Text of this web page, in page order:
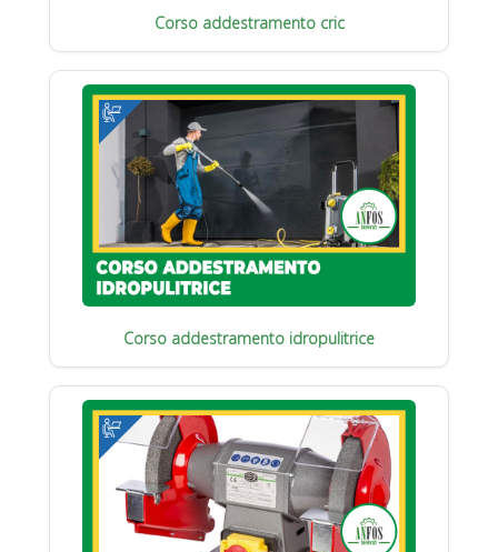
Corso addestramento cric
Corso addestramento idropulitrice